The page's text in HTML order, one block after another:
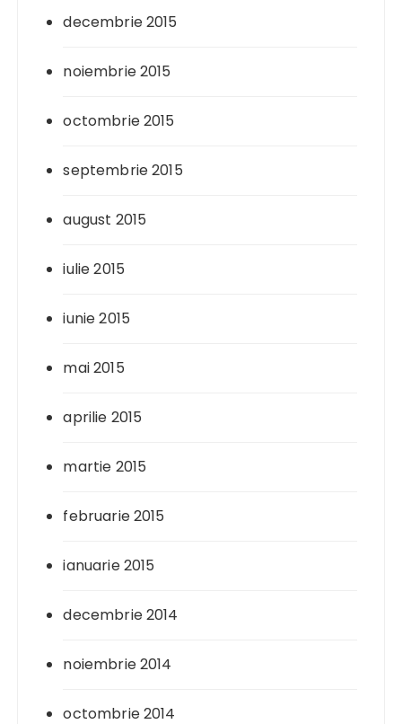
decembrie 2015
noiembrie 2015
octombrie 2015
septembrie 2015
august 2015
iulie 2015
iunie 2015
mai 2015
aprilie 2015
martie 2015
februarie 2015
ianuarie 2015
decembrie 2014
noiembrie 2014
octombrie 2014